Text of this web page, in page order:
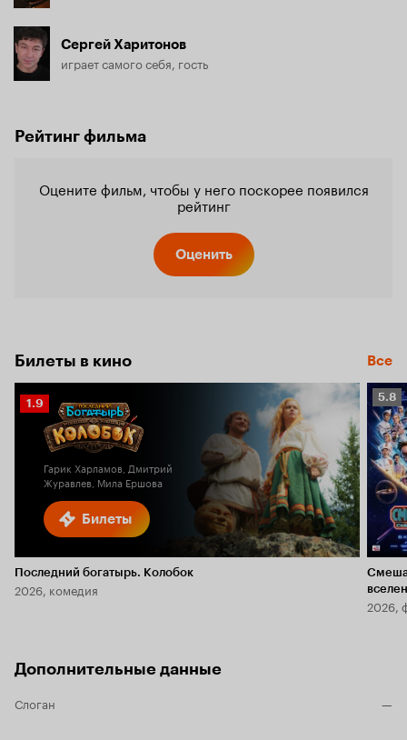
Сергей Харитонов
играет самого себя, гость
Рейтинг фильма
Оцените фильм, чтобы у него поскорее появился
рейтинг
Оценить
Билеты в кино Все
Билеты
Рейтинг
Кинопоиска
1.9
Гарик Харламов, Дмитрий
Журавлев, Мила Ершова
Последний богатырь. Колобок
2026, комедия
5.8
5.8
2026,
Дополнительные данные
Слоган —